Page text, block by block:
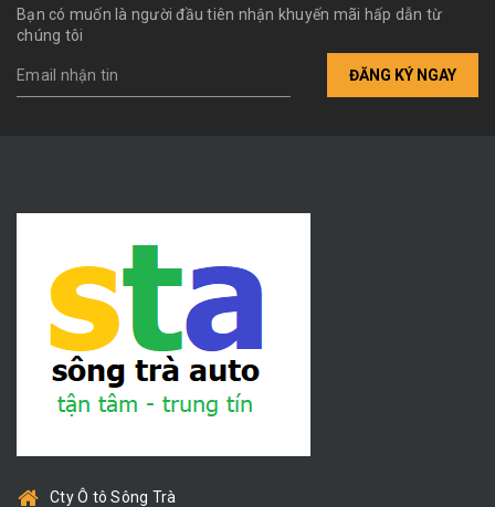
Bạn có muốn là người đầu tiên nhận khuyến mãi hấp dẫn từ
chúng tôi
ĐĂNG KÝ NGAY
Cty Ô tô Sông Trà